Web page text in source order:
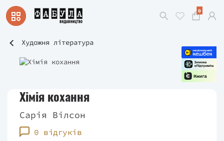
0
Художня література
Хімія кохання
Сарія Вілсон
0 відгуків